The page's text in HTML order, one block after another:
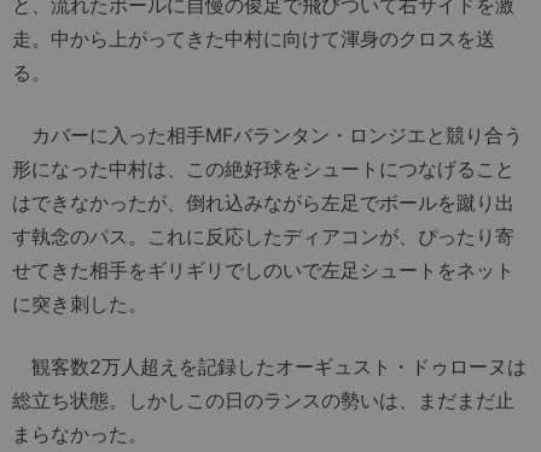
と、流れたボールに自慢の俊足で飛びついて右サイドを激
走。中から上がってきた中村に向けて渾身のクロスを送
る。
カバーに入った相手MFバランタン・ロンジエと競り合う
形になった中村は、この絶好球をシュートにつなげること
はできなかったが、倒れ込みながら左足でボールを蹴り出
す執念のパス。これに反応したディアコンが、ぴったり寄
せてきた相手をギリギリでしのいで左足シュートをネット
に突き刺した。
観客数2万人超えを記録したオーギュスト・ドゥローヌは
総立ち状態。しかしこの日のランスの勢いは、まだまだ止
まらなかった。